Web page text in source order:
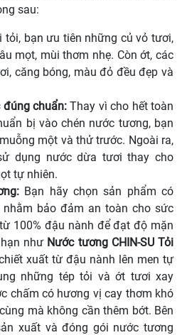
sau:
tỏi, bạn ưu tiên những củ vỏ tươi,
mọt, mùi thơm nhẹ. Còn ớt, các
căng bóng, màu đỏ đều đẹp và
đúng chuẩn:Thay vì cho hết toàn
bị vào chén nước tương, bạn
một và thử trước. Ngoài ra,
dụng nước dừa tươi thay cho
tự nhiên.
Bạn hãy chọn sản phẩm có
bảo đảm an toàn cho sức
100% đậu nành để đạt độ mặn
như Nước tương CHIN-SU Tỏi
xuất từ đậu nành lên men tự
những tép tỏi và ớt tươi xay
chấm có hương vị cay thơm khó
mà không cần thêm bớt. Bên
xuất và đóng gói nước tương